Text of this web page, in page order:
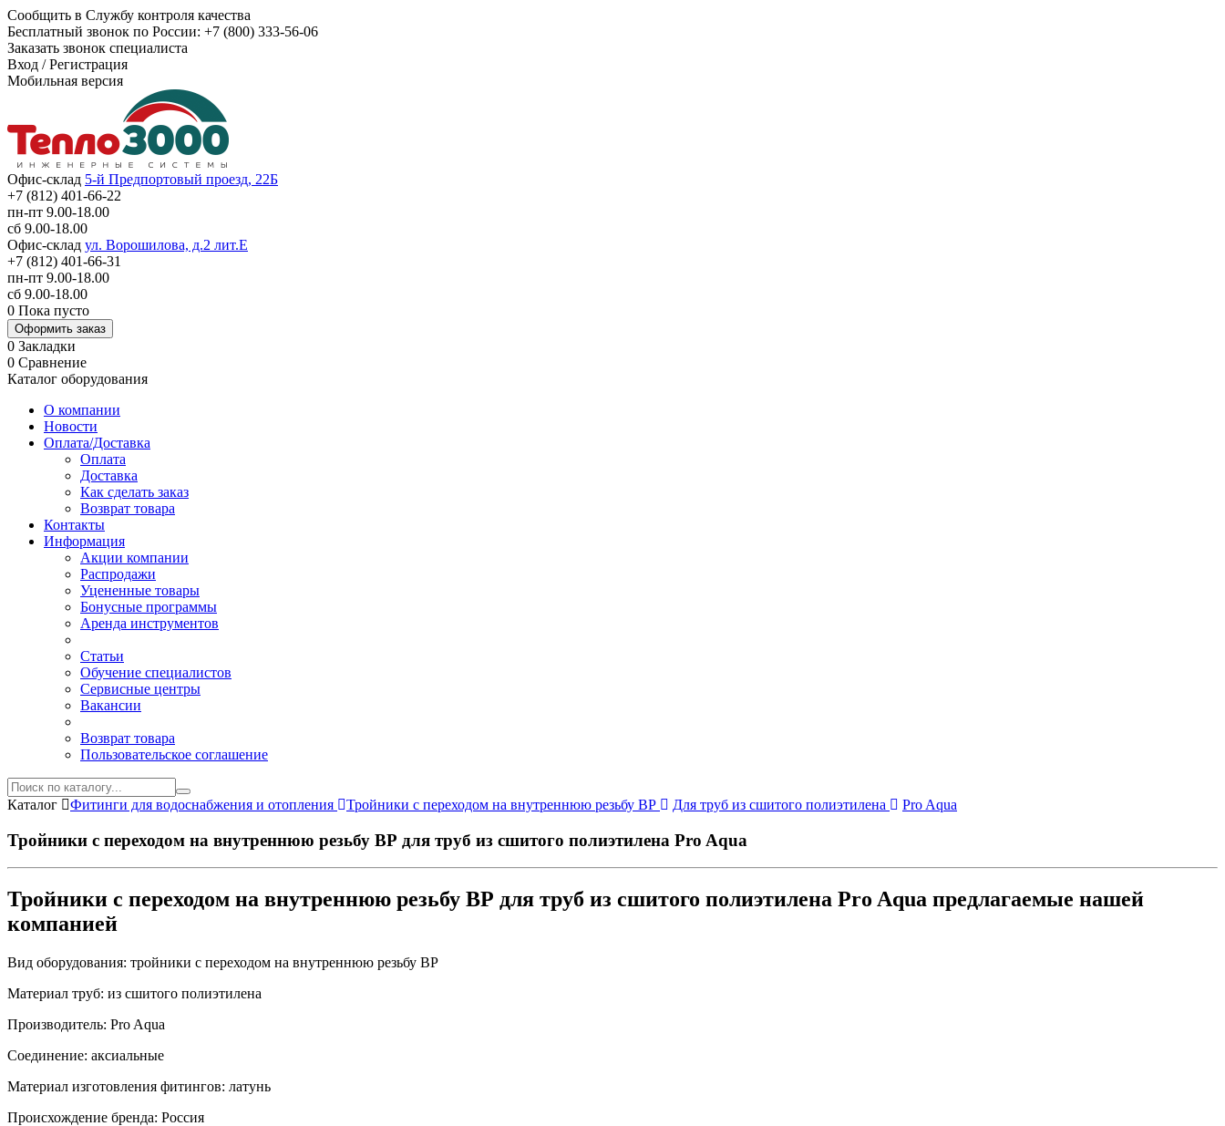
Сообщить в Службу контроля качества
Бесплатный звонок по России: +7 (800) 333-56-06
Заказать звонок специалиста
Вход /Регистрация
Мобильная версия
Офис-склад 5-й Предпортовый проезд, 22Б
+7 (812) 401-66-22
пн-пт 9.00-18.00
сб 9.00-18.00
Офис-склад ул. Ворошилова, д.2 лит.Е
+7 (812) 401-66-31
пн-пт 9.00-18.00
сб 9.00-18.00
0 Пока пусто
Оформить заказ
0 Закладки
0 Сравнение
Каталог оборудования
О компании
Новости
Оплата/Доставка
Оплата
Доставка
Как сделать заказ
Возврат товара
Контакты
Информация
Акции компании
Распродажи
Уцененные товары
Бонусные программы
Аренда инструментов
Статьи
Обучение специалистов
Сервисные центры
Вакансии
Возврат товара
Пользовательское соглашение
Каталог Фитинги для водоснабжения и отопления Тройники с переходом на внутреннюю резьбу ВР Для труб из сшитого полиэтилена Pro Aqua
Тройники с переходом на внутреннюю резьбу ВР для труб из сшитого полиэтилена Pro Aqua
Тройники с переходом на внутреннюю резьбу ВР для труб из сшитого полиэтилена Pro Aqua предлагаемые нашей
компанией
Вид оборудования: тройники с переходом на внутреннюю резьбу ВР
Материал труб: из сшитого полиэтилена
Производитель: Pro Aqua
Соединение: аксиальные
Материал изготовления фитингов: латунь
Происхождение бренда: Россия